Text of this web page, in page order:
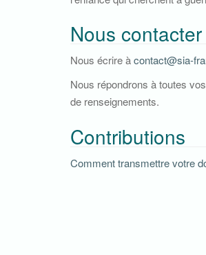
u
:
Nous contacter
Nous écrire àcontact@sia-
Nous répondrons à toutes
de renseignements.
Contributions
Comment transmettre votre